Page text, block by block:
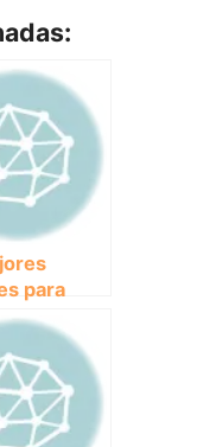
para
a tu
Ideas
y